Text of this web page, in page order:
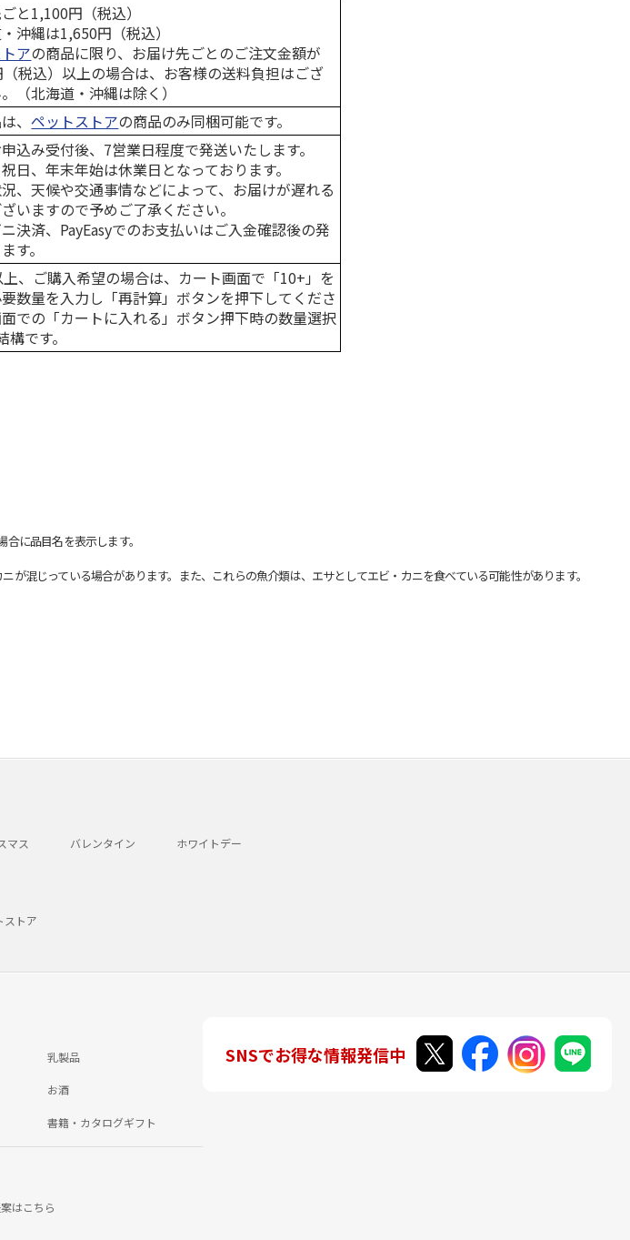
と1,100円（税込）
沖縄は1,650円（税込）
アの商品に限り、お届け先ごとのご注文金額が
税込）以上の場合は、お客様の送料負担はござ
（北海道・沖縄は除く）
、ペットストアの商品のみ同梱可能です。
込み受付後、7営業日程度で発送いたします。
日、年末年始は休業日となっております。
、天候や交通事情などによって、お届けが遅れる
いますので予めご了承ください。
決済、PayEasyでのお支払いはご入金確認後の発
す。
、ご購入希望の場合は、カート画面で「10+」を
数量を入力し「再計算」ボタンを押下してくださ
での「カートに入れる」ボタン押下時の数量選択
です。
に品目名を表示します。
混じっている場合があります。また、これらの魚介類は、エサとしてエビ・カニを食べている可能性があります。
マス バレンタイン ホワイトデー
ストア
乳製品
お酒
書籍・カタログギフト
はこちら
SNSでお得な情報発信中